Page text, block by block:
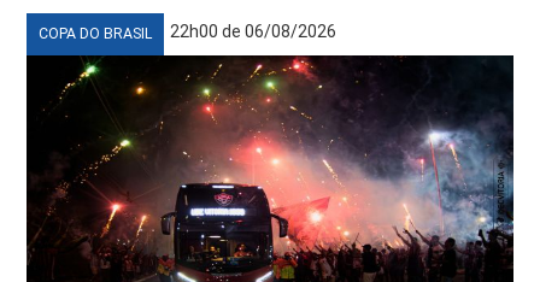
COPA DO BRASIL 22h00 de 06/08/2026